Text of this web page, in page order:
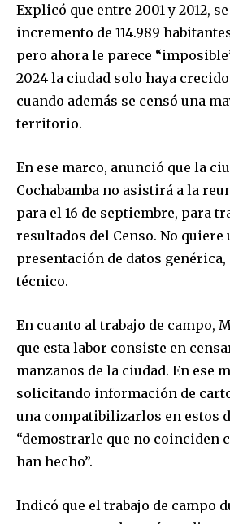
Join our community
SUBSCRIBERS and
conversation.
To subscribe, simply enter your email
or click the subscribe button below.
your privacy and won't spam your
Explicó que entre 2001 y 2012,
incremento de 114.989
pero ahora le parece
2024 la ciudad solo haya crecido
cuando además se censó una
territorio.
En ese marco, anunció que la
Cochabamba no asistirá a la
para el 16 de septiembre, para
resultados del Censo. No quiere
presentación de datos
técnico.
En cuanto al trabajo de campo,
que esta labor consiste en
manzanos de la ciudad. En ese
solicitando información de
una compatibilizarlos en estos
“demostrarle que no coinciden
han hecho”.
Indicó que el trabajo de campo